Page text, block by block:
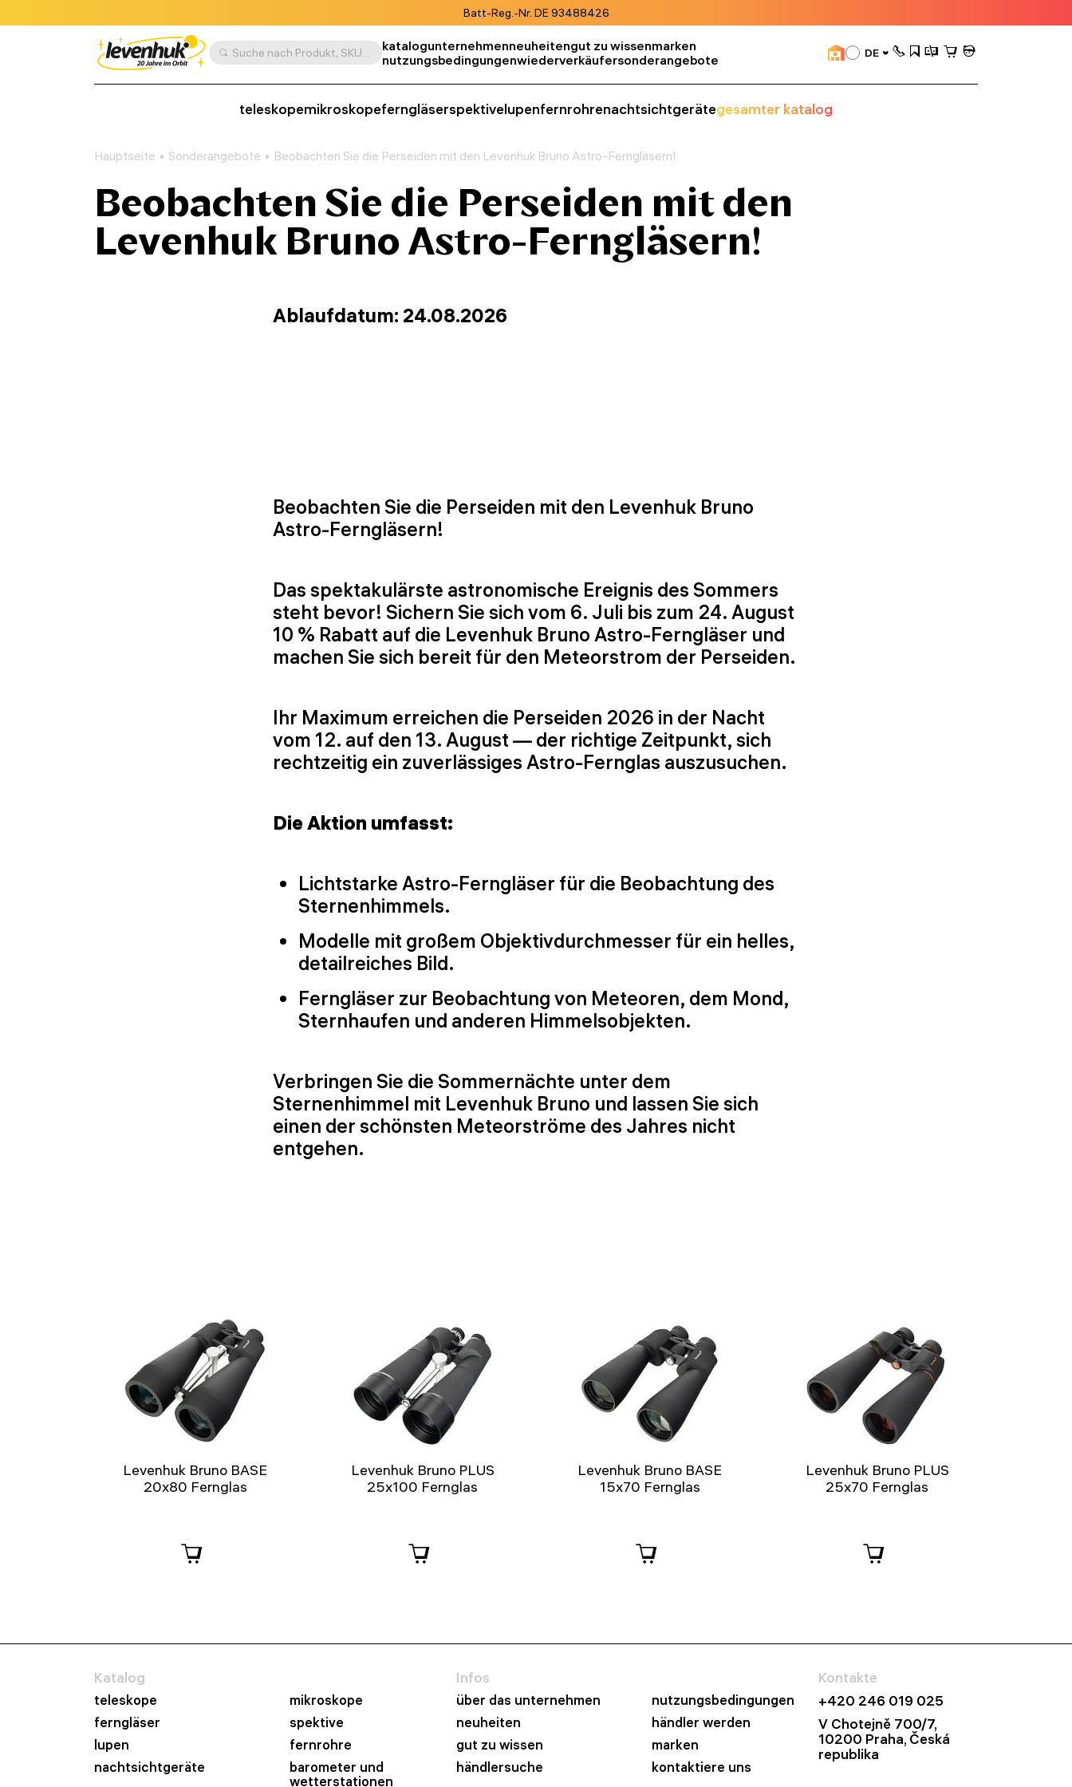
Batt-Reg.-Nr. DE 93488426
Suche nach Produkt, SKU, Kategorie, usw. katalogunternehmenneuheitengut zu wissenmarken
nutzungsbedingungenwiederverkäufersonderangebote DE
teleskopemikroskopeferngläserspektivelupenfernrohrenachtsichtgerätegesamter katalog
Hauptseite Sonderangebote Beobachten Sie die Perseiden mit den Levenhuk Bruno Astro-Ferngläsern!
Beobachten Sie die Perseiden mit den
Levenhuk Bruno Astro-Ferngläsern!
Ablaufdatum: 24.08.2026
Beobachten Sie die Perseiden mit den Levenhuk Bruno
Astro-Ferngläsern!
Das spektakulärste astronomische Ereignis des Sommers
steht bevor! Sichern Sie sich vom 6. Juli bis zum 24. August
10 % Rabatt auf die Levenhuk Bruno Astro-Ferngläser und
machen Sie sich bereit für den Meteorstrom der Perseiden.
Ihr Maximum erreichen die Perseiden 2026 in der Nacht
vom 12. auf den 13. August — der richtige Zeitpunkt, sich
rechtzeitig ein zuverlässiges Astro-Fernglas auszusuchen.
Die Aktion umfasst:
Lichtstarke Astro-Ferngläser für die Beobachtung des
Sternenhimmels.
Modelle mit großem Objektivdurchmesser für ein helles,
detailreiches Bild.
Ferngläser zur Beobachtung von Meteoren, dem Mond,
Sternhaufen und anderen Himmelsobjekten.
Verbringen Sie die Sommernächte unter dem
Sternenhimmel mit Levenhuk Bruno und lassen Sie sich
einen der schönsten Meteorströme des Jahres nicht
entgehen.
Levenhuk Bruno BASE
20x80 Fernglas
Levenhuk Bruno PLUS
25x100 Fernglas
Levenhuk Bruno BASE
15x70 Fernglas
Levenhuk Bruno PLUS
25x70 Fernglas
Katalog
teleskope
mikroskope
ferngläser
spektive
lupen
fernrohre
nachtsichtgeräte
barometer und
wetterstationen
Infos
über das unternehmen
nutzungsbedingungen
neuheiten
händler werden
gut zu wissen
marken
händlersuche
kontaktiere uns
Kontakte
+420 246 019 025
V Chotejně 700/7,
10200 Praha, Česká
republika